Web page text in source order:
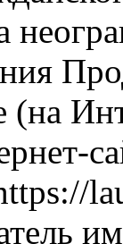
(на